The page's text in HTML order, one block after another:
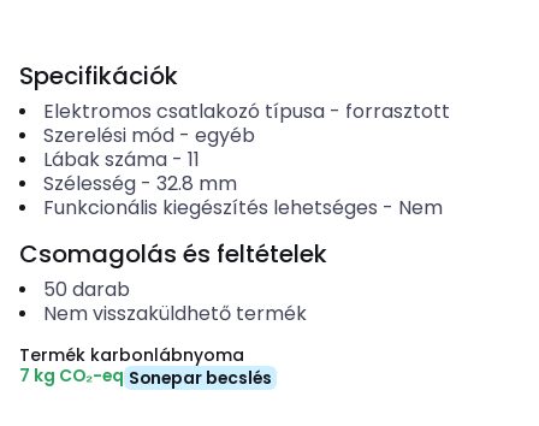
Specifikációk
Elektromos csatlakozó típusa- forrasztott
Szerelési mód- egyéb
Lábak száma- 11
Szélesség- 32.8 mm
Funkcionális kiegészítés lehetséges - Nem
Csomagolás és feltételek
50 darab
Nem visszaküldhető termék
Termék karbonlábnyoma
7 kg CO₂-eq Sonepar becslés